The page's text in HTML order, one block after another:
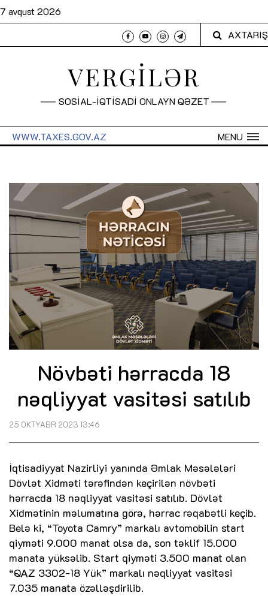
7 avqust 2026
AXTARIŞ
VERGİLƏR
SOSİAL-İQTİSADİ ONLAYN QƏZET
MENU
WWW.TAXES.GOV.AZ
Növbəti hərracda 18
nəqliyyat vasitəsi satılıb
25 OKTYABR 2023 13:46
İqtisadiyyat Nazirliyi yanında Əmlak Məsələləri
Dövlət Xidməti tərəfindən keçirilən növbəti
hərracda 18 nəqliyyat vasitəsi satılıb. Dövlət
Xidmətinin məlumatına görə, hərrac rəqabətli keçib.
Belə ki, “Toyota Camry” markalı avtomobilin start
qiyməti 9.000 manat olsa da, son təklif 15.000
manata yüksəlib. Start qiyməti 3.500 manat olan
“QAZ 3302-18 Yük” markalı nəqliyyat vasitəsi
7.035 manata özəlləşdirilib.